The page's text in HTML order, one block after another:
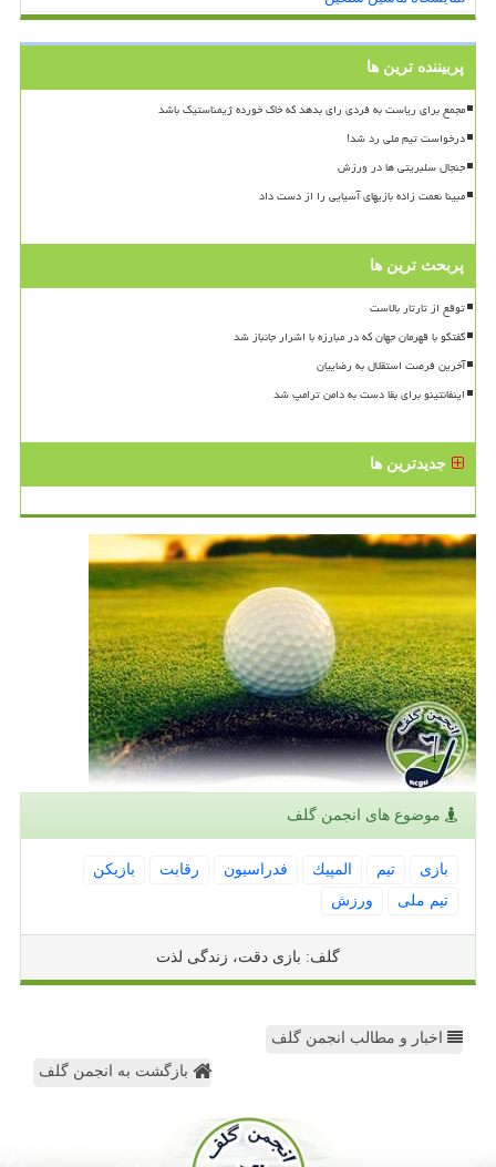
پربیننده ترین ها
مجمع برای ریاست به فردی رای بدهد که خاک خورده ژیمناستیک باشد
درخواست تیم ملی رد شد!
جنجال سلبریتی ها در ورزش
مبینا نعمت زاده بازیهای آسیایی را از دست داد
پربحث ترین ها
توقع از تارتار بالاست
گفتگو با قهرمان جهان که در مبارزه با اشرار جانباز شد
آخرین فرصت استقلال به رضاییان
اینفانتینو برای بقا دست به دامن ترامپ شد
جدیدترین ها
موضوع های انجمن گلف
بازی تیم المپیك فدراسیون رقابت
بازیكن
تیم ملی
ورزش
گلف: بازی دقت، زندگی لذت
اخبار و مطالب انجمن گلف
بازگشت به انجمن گلف